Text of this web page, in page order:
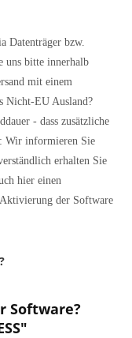
Datenträger bzw.
uns bitte innerhalb
mit einem
Nicht-EU Ausland?
- dass zusätzliche
Wir informieren Sie
erhalten Sie
hier einen
der Software
Software?